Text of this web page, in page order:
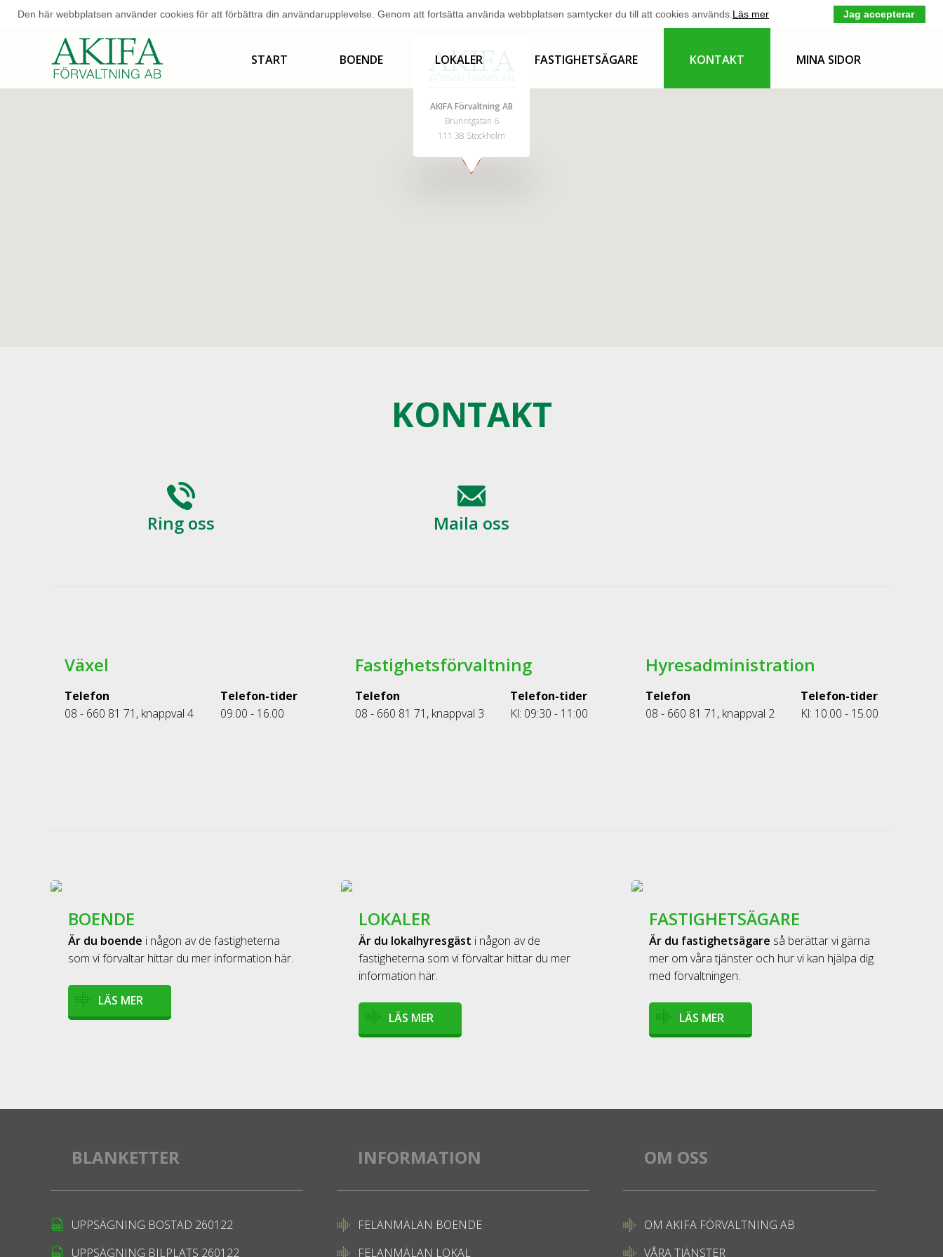
Den här webbplatsen använder cookies för att förbättra din användarupplevelse. Genom att fortsätta använda webbplatsen samtycker du till att cookies används. Läs mer Jag accepterar
START BOENDE LOKALER FASTIGHETSÄGARE KONTAKT MINA SIDOR
AKIFA Förvaltning AB
Brunnsgatan 6
111 38 Stockholm
KONTAKT
Ring oss Maila oss
Växel
Telefon
08 - 660 81 71, knappval 4
Telefon-tider
09.00 - 16.00
Fastighetsförvaltning
Telefon
08 - 660 81 71, knappval 3
Telefon-tider
Kl: 09:30 - 11:00
Hyresadministration
Telefon
08 - 660 81 71, knappval 2
Telefon-tider
Kl: 10.00 - 15.00
BOENDE
Är du boende i någon av de fastigheterna
som vi förvaltar hittar du mer information här.
LÄS MER
LOKALER
Är du lokalhyresgäst i någon av de
fastigheterna som vi förvaltar hittar du mer
information här.
LÄS MER
FASTIGHETSÄGARE
Är du fastighetsägare så berättar vi gärna
mer om våra tjänster och hur vi kan hjälpa dig
med förvaltningen.
LÄS MER
BLANKETTER
UPPSÄGNING BOSTAD 260122
UPPSÄGNING BILPLATS 260122
INFORMATION
FELANMÄLAN BOENDE
FELANMÄLAN LOKAL
OM OSS
OM AKIFA FÖRVALTNING AB
VÅRA TJÄNSTER